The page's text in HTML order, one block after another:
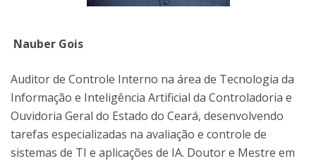
Nauber Gois
Auditor de Controle Interno na área de Tecnologia da
Informação e Inteligência Artificial da Controladoria e
Ouvidoria Geral do Estado do Ceará, desenvolvendo
tarefas especializadas na avaliação e controle de
sistemas de TI e aplicações de IA. Doutor e Mestre em